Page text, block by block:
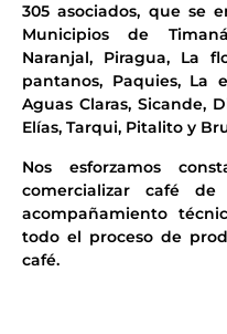
305 asociados, que se
Municipios de
Naranjal, Piragua, La
pantanos, Paquies, La
Aguas Claras, Sicande,
Elías, Tarqui, Pitalito y
Nos esforzamos
comercializar café
acompañamiento
todo el proceso de
café.